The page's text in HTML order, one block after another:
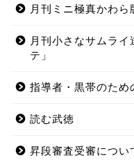
月刊ミニ極真かわら
月刊小さなサムラ
テ」
指導者・黒帯のため
読む武徳
昇段審査受審につい